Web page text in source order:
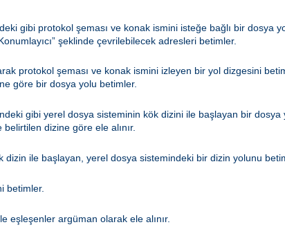
gibi protokol şeması ve konak ismini isteğe bağlı bir dosya
şeklinde çevrilebilecek adresleri betimler.
protokol şeması ve konak ismini izleyen bir yol dizgesini
göre bir dosya yolu betimler.
gibi yerel dosya sisteminin kök dizini ile başlayan bir dosya
belirtilen dizine göre ele alınır.
dizin ile başlayan, yerel dosya sistemindeki bir dizin yolunu
betimler.
eşleşenler argüman olarak ele alınır.